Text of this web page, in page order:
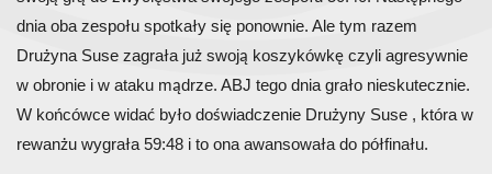
dnia oba zespołu spotkały się ponownie. Ale tym razem
Drużyna Suse zagrała już swoją koszykówkę czyli agresywnie
w obronie i w ataku mądrze. ABJ tego dnia grało nieskutecznie.
W końcówce widać było doświadczenie Drużyny Suse , która w
rewanżu wygrała 59:48 i to ona awansowała do półfinału.